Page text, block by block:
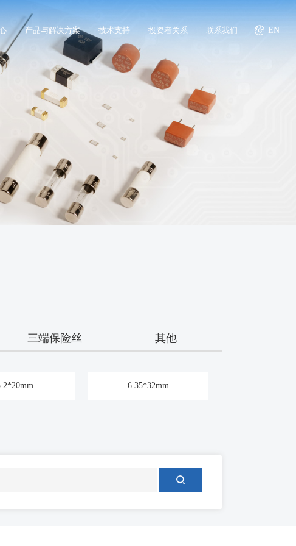
EN
产品与解决方案 技术支持 投资者关系 联系我们
三端保险丝 其他
6.35*32mm